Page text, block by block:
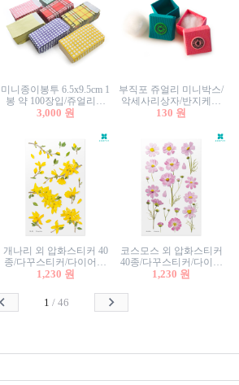
미니종이봉투 6.5x9.5cm 1
봉 약 100장입/쥬얼리봉
투/증명사진봉투/악세사
3,000 원
부직포 쥬얼리 미니박스/
악세사리상자/반지케이
스/반지상자/귀걸이상자/
130 원
개나리 외 압화스티커 40
종/다꾸스티커/다이어리
꾸미기/꽃스티커/자연물
1,230 원
코스모스 외 압화스티커
40종/다꾸스티커/다이어
리꾸미기/꽃스티커/자연
1,230 원
1 /46